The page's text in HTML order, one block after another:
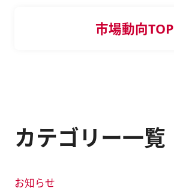
市場動向TOP
カテゴリー一覧
お知らせ